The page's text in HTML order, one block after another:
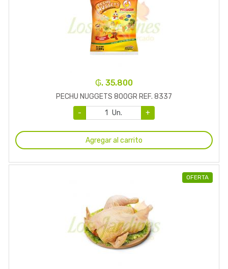
₲. 35.800
PECHU NUGGETS 800GR REF. 8337
-
Un. +
Agregar al carrito
OFERTA